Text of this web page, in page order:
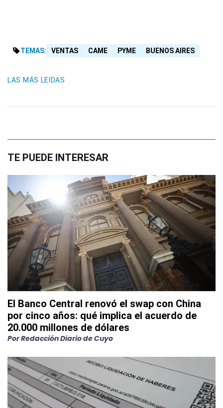
TEMAS: VENTAS CAME PYME BUENOS AIRES
LAS MÁS LEIDAS
TE PUEDE INTERESAR
El Banco Central renovó el swap con China
por cinco años: qué implica el acuerdo de
20.000 millones de dólares
PorRedacción Diario de Cuyo